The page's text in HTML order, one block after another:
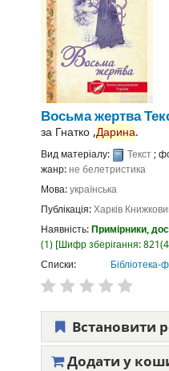
Восьма жертва
за Гнатко ,Дарина.
Вид матеріалу: Текст;
жанр:не белетристика
Мова:українська
Публікація:Харків
Наявність:Примірники,
(1) Шифр зберігання:
Списки:
Бібліотека-
Встановити
Додати у